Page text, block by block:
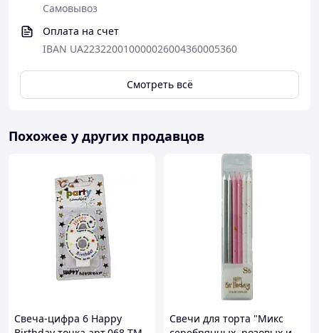
Самовывоз
Оплата на счет
IBAN UA223220010000026004360005360
Смотреть всё
Похожее у других продавцов
Свеча-цифра 6 Happy
Свечи для торта "Микс